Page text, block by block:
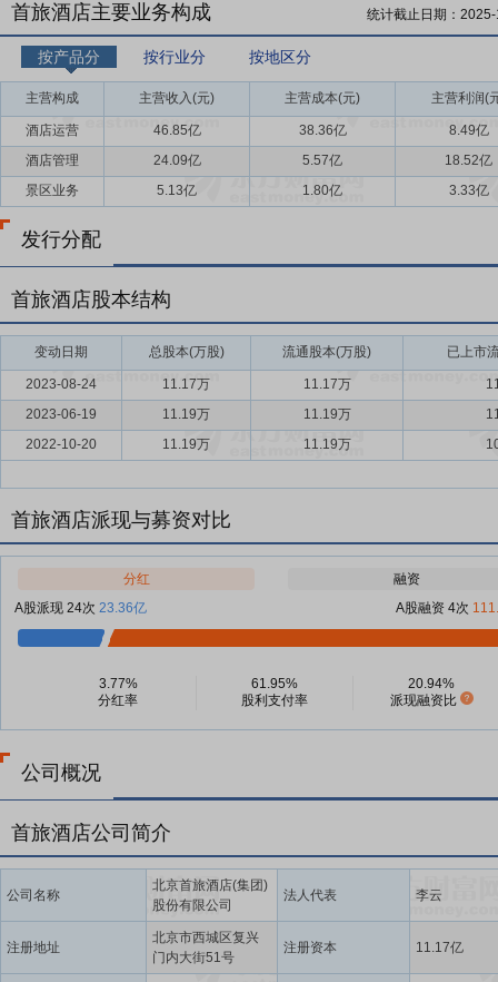
首旅酒店主要业务构成 统计截止日期：
按产品分 按行业分 按地区分
主营构成 主营收入(元) 主营成本(元) 主营利润(
酒店运营 46.85亿 38.36亿
8.49亿
酒店管理
24.09亿 5.57亿
18.52亿
景区业务
5.13亿 1.80亿 3.33亿
发行分配
首旅酒店股本结构
变动日期 总股本(万股) 流通股本(万股) 已上市
2023-08-24 11.17万 11.17万
2023-06-19
11.19万 11.19万
2022-10-20
11.19万 11.19万
首旅酒店派现与募资对比
分红
融资
A股派现 24次 23.36亿 A股融资 4次
3.77%
分红率
61.95%
股利支付率
20.94%
派现融资比
公司概况
首旅酒店公司简介
公司名称
北京首旅酒店(集团)
股份有限公司
法人代表 李云
注册地址
北京市西城区复兴
门内大街51号
注册资本 11.17亿